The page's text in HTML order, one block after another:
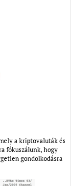
a kriptovaluták és
fókuszálunk, hogy
gondolkodásra